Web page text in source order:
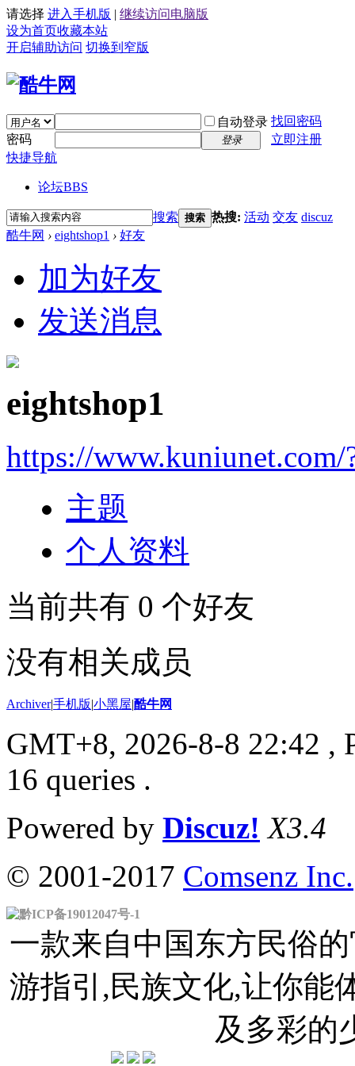
请选择 进入手机版 | 继续访问电脑版
设为首页收藏本站
开启辅助访问 切换到窄版
自动登录 找回密码
密码
登录
立即注册
快捷导航
论坛BBS
搜索 搜索 热搜: 活动 交友 discuz
酷牛网 › eightshop1 › 好友
加为好友
发送消息
eightshop1
https://www.kuniunet.com/
主题
个人资料
当前共有 0 个好友
没有相关成员
Archiver|手机版|小黑屋|酷牛网
GMT+8, 2026-8-8 22:42 ,
16 queries .
Powered by Discuz! X3.4
© 2001-2017 Comsenz Inc.
黔ICP备19012047号-1
一款来自中国东方民俗
游指引,民族文化,让你能
及多彩的